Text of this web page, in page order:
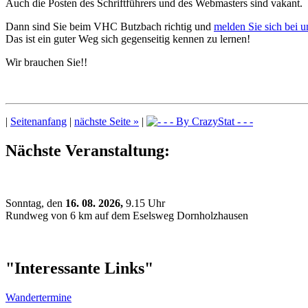
Auch die Posten des Schriftführers und des Webmasters sind vakant.
Dann sind Sie beim VHC Butzbach richtig und melden Sie sich bei
Das ist ein guter Weg sich gegenseitig kennen zu lernen!
Wir brauchen Sie!!
| Seitenanfang | nächste Seite » |
Nächste Veranstaltung:
Sonntag, den 16. 08. 2026, 9.15 Uhr
Rundweg von 6 km auf dem Eselsweg Dornholzhausen
"Interessante Links"
Wandertermine